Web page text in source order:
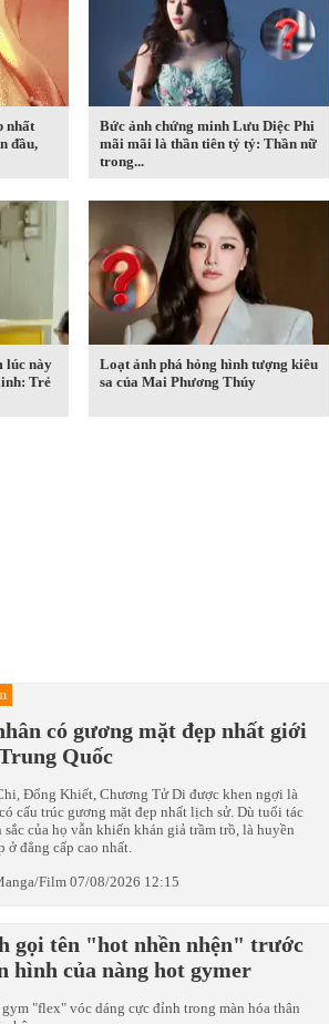
nhất
đầu,
Bức ảnh chứng minh Lưu Diệc Phi
mãi mãi là thần tiên tỷ tỷ: Thần nữ
trong...
lúc này
Trẻ
Loạt ảnh phá hỏng hình tượng kiêu
sa của Mai Phương Thúy
có gương mặt đẹp nhất giới
Quốc
Đổng Khiết, Chương Tử Di được khen ngợi là
cấu trúc gương mặt đẹp nhất lịch sử. Dù tuổi tác
sắc của họ vẫn khiến khán giả trầm trồ, là huyền
ở đẳng cấp cao nhất.
Film 07/08/2026 12:15
gọi tên "hot nhền nhện" trước
hình của nàng hot gymer
gym "flex" vóc dáng cực đỉnh trong màn hóa thân